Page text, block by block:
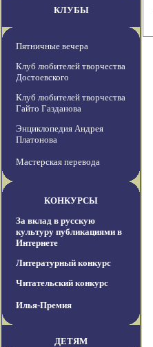
КЛУБЫ
Пятничные вечера
Клуб любителей творчества
Достоевского
Клуб любителей творчества
Гайто Газданова
Энциклопедия Андрея
Платонова
Мастерская перевода
КОНКУРСЫ
За вклад в русскую
культуру публикациями в
Интернете
Литературный конкурс
Читательский конкурс
Илья-Премия
ДЕТЯМ